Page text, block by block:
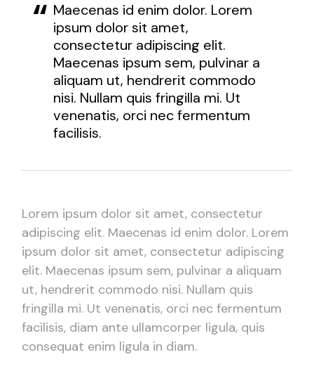
Maecenas id enim dolor. Lorem
ipsum dolor sit amet,
consectetur adipiscing elit.
Maecenas ipsum sem, pulvinar a
aliquam ut, hendrerit commodo
nisi. Nullam quis fringilla mi. Ut
venenatis, orci nec fermentum
facilisis.
Lorem ipsum dolor sit amet, consectetur
adipiscing elit. Maecenas id enim dolor. Lorem
ipsum dolor sit amet, consectetur adipiscing
elit. Maecenas ipsum sem, pulvinar a aliquam
ut, hendrerit commodo nisi. Nullam quis
fringilla mi. Ut venenatis, orci nec fermentum
facilisis, diam ante ullamcorper ligula, quis
consequat enim ligula in diam.